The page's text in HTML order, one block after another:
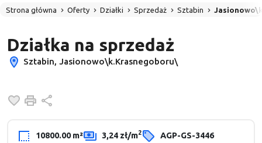
Strona główna Oferty Działki Sprzedaż Sztabin
Działka na sprzedaż
Sztabin, Jasionowo\k.Krasnegoboru\
Dodaj do ulubionych
Drukuj
10800.00 m² 3,24 zł/m2
AGP-GS-3446